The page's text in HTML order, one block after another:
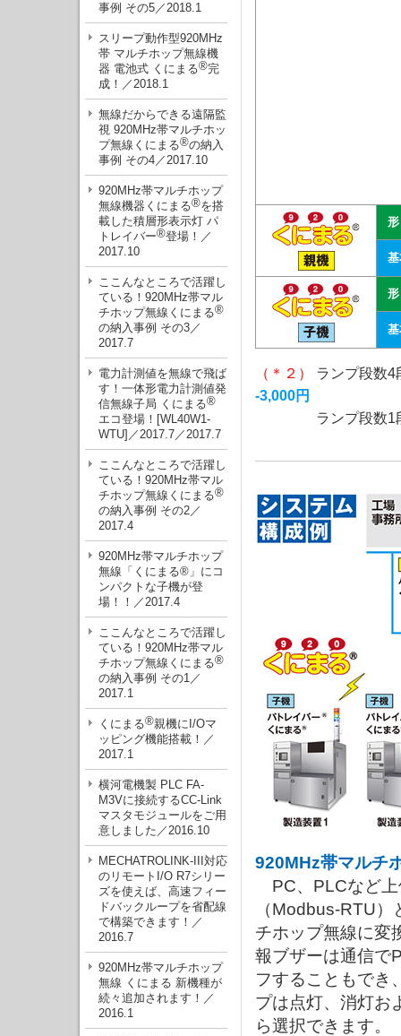
事例 その5／2018.1
スリープ動作型920MHz
帯 マルチホップ無線機
器 電池式 くにまる®完
成！／2018.1
無線だからできる遠隔監
視 920MHz帯マルチホッ
プ無線くにまる®の納入
事例 その4／2017.10
920MHz帯マルチホップ
無線機器くにまる®を搭
載した積層形表示灯 パ
トレイバー®登場！／
2017.10
ここんなところで活躍し
ている！920MHz帯マル
チホップ無線くにまる®
の納入事例 その3／
2017.7
電力計測値を無線で飛ば
す！一体形電力計測値発
信無線子局 くにまる®
エコ登場！[WL40W1-
WTU]／2017.7／2017.7
ここんなところで活躍し
ている！920MHz帯マル
チホップ無線くにまる®
の納入事例 その2／
2017.4
920MHz帯マルチホップ
無線「くにまる®」にコ
ンパクトな子機が登
場！！／2017.4
ここんなところで活躍し
ている！920MHz帯マル
チホップ無線くにまる®
の納入事例 その1／
2017.1
くにまる®親機にI/Oマ
ッピング機能搭載！／
2017.1
横河電機製 PLC FA-
M3Vに接続するCC-Link
マスタモジュールをご用
意しました／2016.10
MECHATROLINK-III対応
のリモートI/O R7シリー
ズを使えば、高速フィー
ドバックループを省配線
で構築できます！／
2016.7
920MHz帯マルチホップ
無線 くにまる 新機種が
続々追加されます！／
2016.1
（＊２）
ランプ段数
-3,000円
ランプ段数1
920MHz帯マルチ
PC、PLCなど上
（Modbus-RTU
チホップ無線に変
報ブザーは通信で
フすることもでき
プは点灯、消灯お
ら選択できます。